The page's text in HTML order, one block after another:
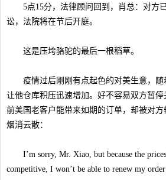
5点15分，法律顾问回到，肖总：对方
讼，法院将在节后开庭。
这是压垮骆驼的最后一根稻草。
疫情过后刚刚有点起色的对美生意，随
让他仓库积压迅速增加。好不容易双方暂
前美国老客户能带来如期的订单，却被对
烟消云散：
I’m sorry, Mr. Xiao, but because the
competitive, I won’t be able to renew my